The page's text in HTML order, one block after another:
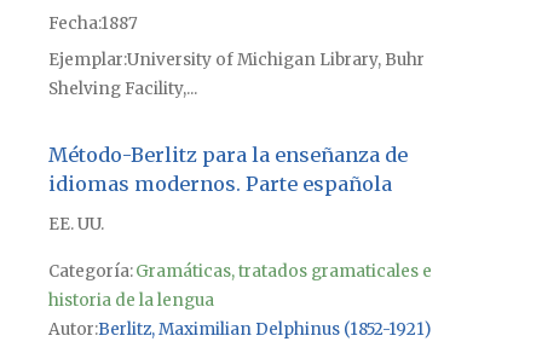
Fecha1887
Ejemplar University of Michigan Library, Buhr
Shelving Facility,...
Método-Berlitz para la enseñanza de
idiomas modernos. Parte española
EE. UU.
Categoría:Gramáticas, tratados gramaticales e
historia de la lengua
Autor Berlitz, Maximilian Delphinus (1852-1921)